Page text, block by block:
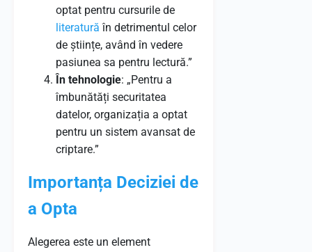
optat pentru cursurile de
literatură în detrimentul celor
de științe, având în vedere
pasiunea sa pentru lectură.”
În tehnologie: „Pentru a
îmbunătăți securitatea
datelor, organizația a optat
pentru un sistem avansat de
criptare.”
Importanța Deciziei de
a Opta
Alegerea este un element